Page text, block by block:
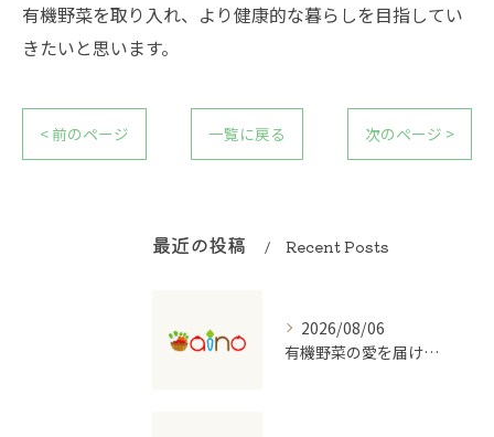
有機野菜を取り入れ、より健康的な暮らしを目指してい
きたいと思います。
< 前のページ 一覧に戻る 次のページ >
最近の投稿 Recent Posts
2026/08/06
有機野菜の愛を届ける宅配の魅力